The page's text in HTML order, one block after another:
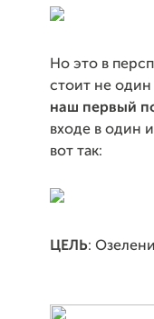
Но это в
стоит не
наш первый
входе в один
вот так:
ЦЕЛЬ: